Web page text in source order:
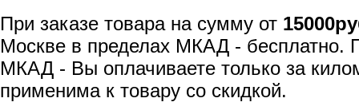
При заказе товара на сумму от
Москве в пределах МКАД - бесплатно.
МКАД - Вы оплачиваете только за
применима к товару со скидкой.